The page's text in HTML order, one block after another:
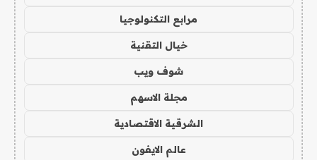
مرابع التكنولوجيا
خيال التقنية
شوف ويب
مجلة الاسهم
الشرقية الاقتصادية
عالم الايفون